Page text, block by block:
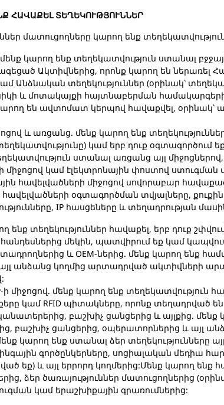
ՀԱՎԱՔԵԼ ՏԵՂԵԿՈՒԹՅՈՒՆՆԵՐ
մատուցողները կարող ենք
կարող ենք տեղեկատվություն ստանալ
Ակտիվներից, որոնք կարող են
Անձնական տեղեկություններ (օրինակ՝
և մոտակայքի հայտնաբերման համակարգերի
կարող են ավտոմատ կերպով հավաքվել,
և առցանց. մենք կարող ենք
կամ երբ դուք օգտագործում
ստանալ առցանց այլ
միջոցով կամ էլեկտրոնային փոստով
հավելվածների միջոցով սովորաբար
հավելվածների օգտագործման տվյալները,
IP հասցեները և տեղադրության
ենք տեղեկություններ հավաքել, երբ դուք
մեկին, պատվիրում եք կամ
և OEM-ներից. մենք կարող ենք
անձանց կողմից արտադրված ակտիվների
ի միջոցով. մենք կարող ենք տեղեկատվություն
կամ RFID պիտակները, որոնք տեղադրված
բաշխիչ ցանցերից և այլքից. մենք
բաշխիչ ցանցերից, օպերատորներից և այլ
կարող ենք ստանալ ձեր տեղեկությունները
գործընկերները, սոցիալական մեդիա
եք) և այլ երրորդ կողմերից:Մենք կարող ենք
ձեր ծառայություններ մատուցողներից
կամ երաշխիքային գրառումներից: